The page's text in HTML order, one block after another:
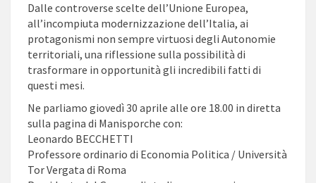
Dalle controverse scelte dell’Unione Europea,
all’incompiuta modernizzazione dell’Italia, ai
protagonismi non sempre virtuosi degli Autonomie
territoriali, una riflessione sulla possibilità di
trasformare in opportunità gli incredibili fatti di
questi mesi.
Ne parliamo giovedì 30 aprile alle ore 18.00 in diretta
sulla pagina di Manisporche con:
Leonardo BECCHETTI
Professore ordinario di Economia Politica / Università
Tor Vergata di Roma